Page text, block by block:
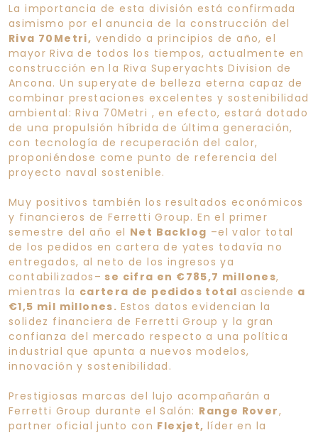
La importancia de esta división está confirmada
asimismo por el anuncia de la construcción del
Riva 70Metri, vendido a principios de año, el
mayor Riva de todos los tiempos, actualmente en
construcción en la Riva Superyachts Division de
Ancona. Un superyate de belleza eterna capaz de
combinar prestaciones excelentes y sostenibilidad
ambiental: Riva 70Metri , en efecto, estará dotado
de una propulsión híbrida de última generación,
con tecnología de recuperación del calor,
proponiéndose come punto de referencia del
proyecto naval sostenible.
Muy positivos también los resultados económicos
y financieros de Ferretti Group. En el primer
semestre del año el Net Backlog –el valor total
de los pedidos en cartera de yates todavía no
entregados, al neto de los ingresos ya
contabilizados– se cifra en €785,7 millones,
mientras la cartera de pedidos total asciende a
€1,5 mil millones. Estos datos evidencian la
solidez financiera de Ferretti Group y la gran
confianza del mercado respecto a una política
industrial que apunta a nuevos modelos,
innovación y sostenibilidad.
Prestigiosas marcas del lujo acompañarán a
Ferretti Group durante el Salón: Range Rover,
partner oficial junto con Flexjet,líder en la